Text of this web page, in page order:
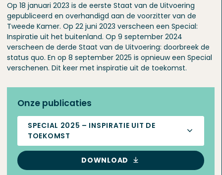
Op 18 januari 2023 is de eerste Staat van de Uitvoering
gepubliceerd en overhandigd aan de voorzitter van de
Tweede Kamer. Op 22 juni 2023 verscheen een Special:
Inspiratie uit het buitenland. Op 9 september 2024
verscheen de derde Staat van de Uitvoering: doorbreek de
status quo. En op 8 september 2025 is opnieuw een Special
verschenen. Dit keer met inspiratie uit de toekomst.
Onze publicaties
SPECIAL 2025 – INSPIRATIE UIT DE
TOEKOMST
DOWNLOAD